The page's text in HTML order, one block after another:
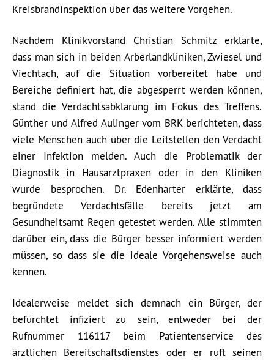
Kreisbrandinspektion über das weitere Vorgehen.
Nachdem Klinikvorstand Christian Schmitz erklärte,
dass man sich in beiden Arberlandkliniken, Zwiesel und
Viechtach, auf die Situation vorbereitet habe und
Bereiche definiert hat, die abgesperrt werden können,
stand die Verdachtsabklärung im Fokus des Treffens.
Günther und Alfred Aulinger vom BRK berichteten, dass
viele Menschen auch über die Leitstellen den Verdacht
einer Infektion melden. Auch die Problematik der
Diagnostik in Hausarztpraxen oder in den Kliniken
wurde besprochen. Dr. Edenharter erklärte, dass
begründete Verdachtsfälle bereits jetzt am
Gesundheitsamt Regen getestet werden. Alle stimmten
darüber ein, dass die Bürger besser informiert werden
müssen, so dass sie die ideale Vorgehensweise auch
kennen.
Idealerweise meldet sich demnach ein Bürger, der
befürchtet infiziert zu sein, entweder bei der
Rufnummer 116117 beim Patientenservice des
ärztlichen Bereitschaftsdienstes oder er ruft seinen